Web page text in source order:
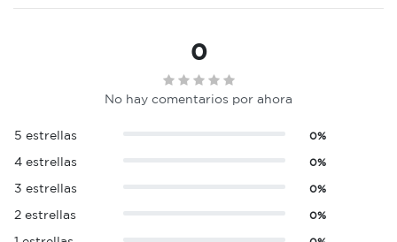
0
No hay comentarios por ahora
5 estrellas 0%
4 estrellas 0%
3 estrellas 0%
2 estrellas 0%